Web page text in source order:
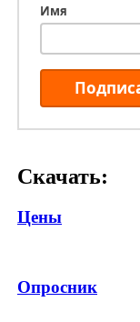
Имя
Скачать:
Цены
Опросник